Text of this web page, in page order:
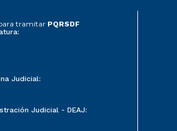
tramitar PQRSDF
Judicial:
Judicial - DEAJ: